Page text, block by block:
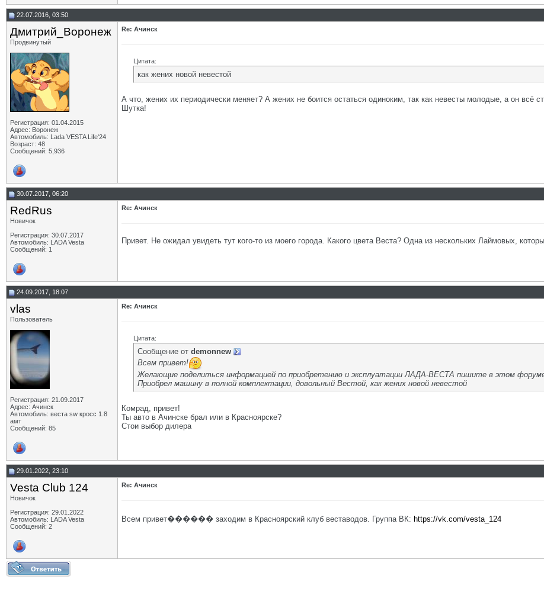
22.07.2016, 03:50
Дмитрий_Воронеж
Продвинутый
Регистрация: 01.04.2015
Адрес: Воронеж
Автомобиль: Lada VESTA Life'24
Возраст: 48
Сообщений: 5,936
Re: Ачинск
Цитата:
как жених новой невестой
А что, жених их периодически меняет? А жених не боится остаться одиноким, так как невесты молодые, а он всё
Шутка!
30.07.2017, 06:20
RedRus
Новичок
Регистрация: 30.07.2017
Автомобиль: LADA Vesta
Сообщений: 1
Re: Ачинск
Привет. Не ожидал увидеть тут кого-то из моего города. Какого цвета Веста? Одна из нескольких Лаймовых,
24.09.2017, 18:07
vlas
Пользователь
Регистрация: 21.09.2017
Адрес: Ачинск
Автомобиль: веста sw кросс 1.8
амт
Сообщений: 85
Re: Ачинск
Цитата:
Сообщение от demonnew
Всем привет!
Желающие поделиться информацией по приобретению и эксплуатации ЛАДА-ВЕСТА пишите в этом
Приобрел машину в полной комплектации, довольный Вестой, как жених новой невестой
Комрад, привет!
Ты авто в Ачинске брал или в Красноярске?
Стои выбор дилера
29.01.2022, 23:10
Vesta Club 124
Новичок
Регистрация: 29.01.2022
Автомобиль: LADA Vesta
Сообщений: 2
Re: Ачинск
Всем привет������ заходим в Красноярский клуб веставодов. Группа ВК: https://vk.com/vesta_124